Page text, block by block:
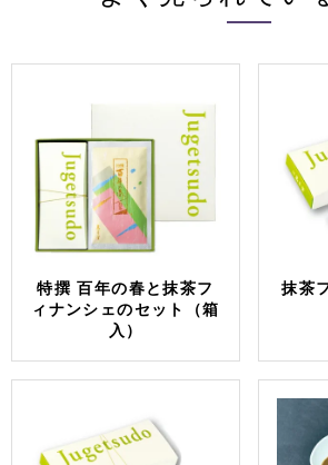
特撰 百年の春と抹茶フ
ィナンシェのセット（箱
入）
抹茶